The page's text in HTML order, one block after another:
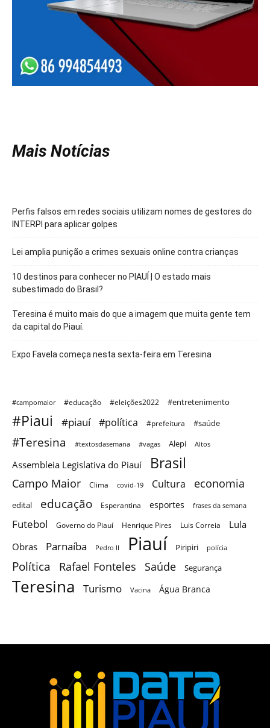
Mais Notícias
Perfis falsos em redes sociais utilizam nomes de gestores do
INTERPI para aplicar golpes
Lei amplia punição a crimes sexuais online contra crianças
10 destinos para conhecer no PIAUÍ | O estado mais
subestimado do Brasil?
Teresina é muito mais do que a imagem que muita gente tem
da capital do Piauí.
Expo Favela começa nesta sexta-feira em Teresina
#campomaior #educação #eleições2022 #entretenimento
#Piaui #piauí #política #prefeitura #saúde
#Teresina #textosdasemana #vagas Alepi Altos
Assembleia Legislativa do Piauí Brasil
Campo Maior Clima covid-19 Cultura economia
edital educação Esperantina esportes frases da semana
Futebol Governo do Piauí Henrique Pires Luis Correia
Lula
Obras
Parnaíba Pedro II Piauí Piripiri polícia
Política Rafael Fonteles Saúde Segurança
Teresina Turismo Vacina Água Branca